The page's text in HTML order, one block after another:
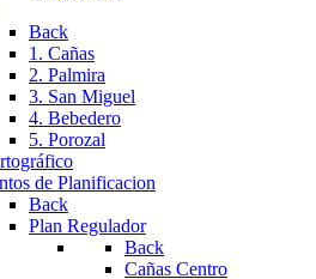
Back
1. Cañas
2. Palmira
3. San Miguel
4. Bebedero
5. Porozal
de Planificacion
Back
Plan Regulador
Back
Cañas Centro